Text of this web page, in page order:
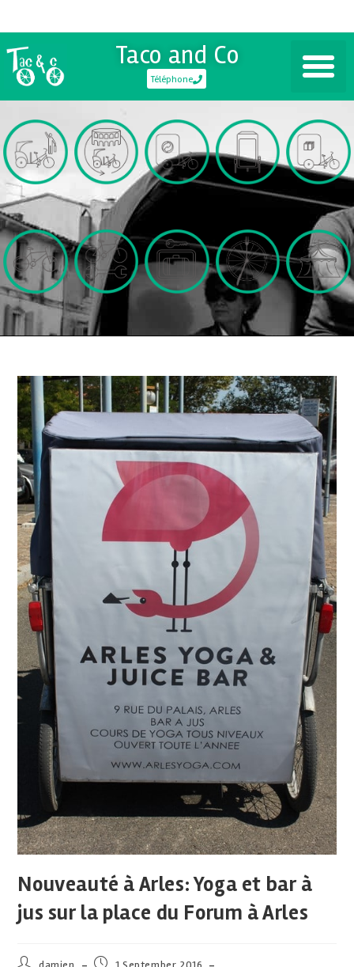
Taco and Co
Téléphone
Nouveauté à Arles: Yoga et bar à
jus sur la place du Forum à Arles